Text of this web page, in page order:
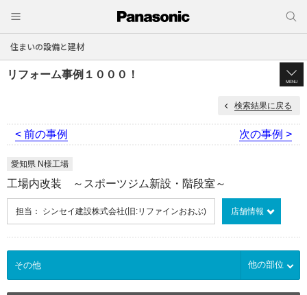
住まいの設備と建材
リフォーム事例１０００！
MENU
検索結果に戻る
< 前の事例 次の事例 >
愛知県 N様工場
工場内改装 ～スポーツジム新設・階段室～
担当： シンセイ建設株式会社(旧:リファインおおぶ) 店舗情報
他の部位